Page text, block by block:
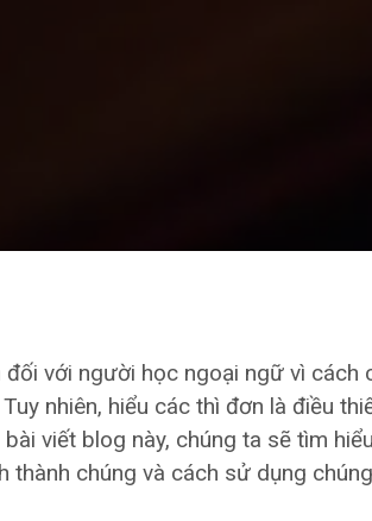
với người học ngoại ngữ vì cách
nhiên, hiểu các thì đơn là điều
viết blog này, chúng ta sẽ tìm
thành chúng và cách sử dụng chúng